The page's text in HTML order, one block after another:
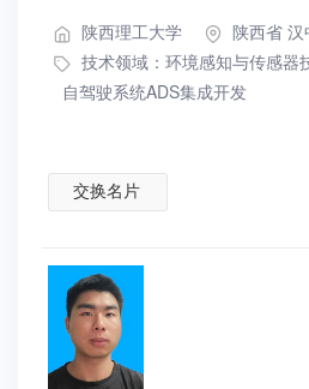
陕西理工大学
陕西省
技术领域： 环境感知与传感器
自驾驶系统ADS集成开发
交换名片